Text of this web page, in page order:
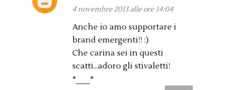
4 novembre 2013 alle ore 14:04
Anche io amo supportare i
brand emergenti!! :)
Che carina sei in questi
scatti...adoro gli stivaletti!
*___*